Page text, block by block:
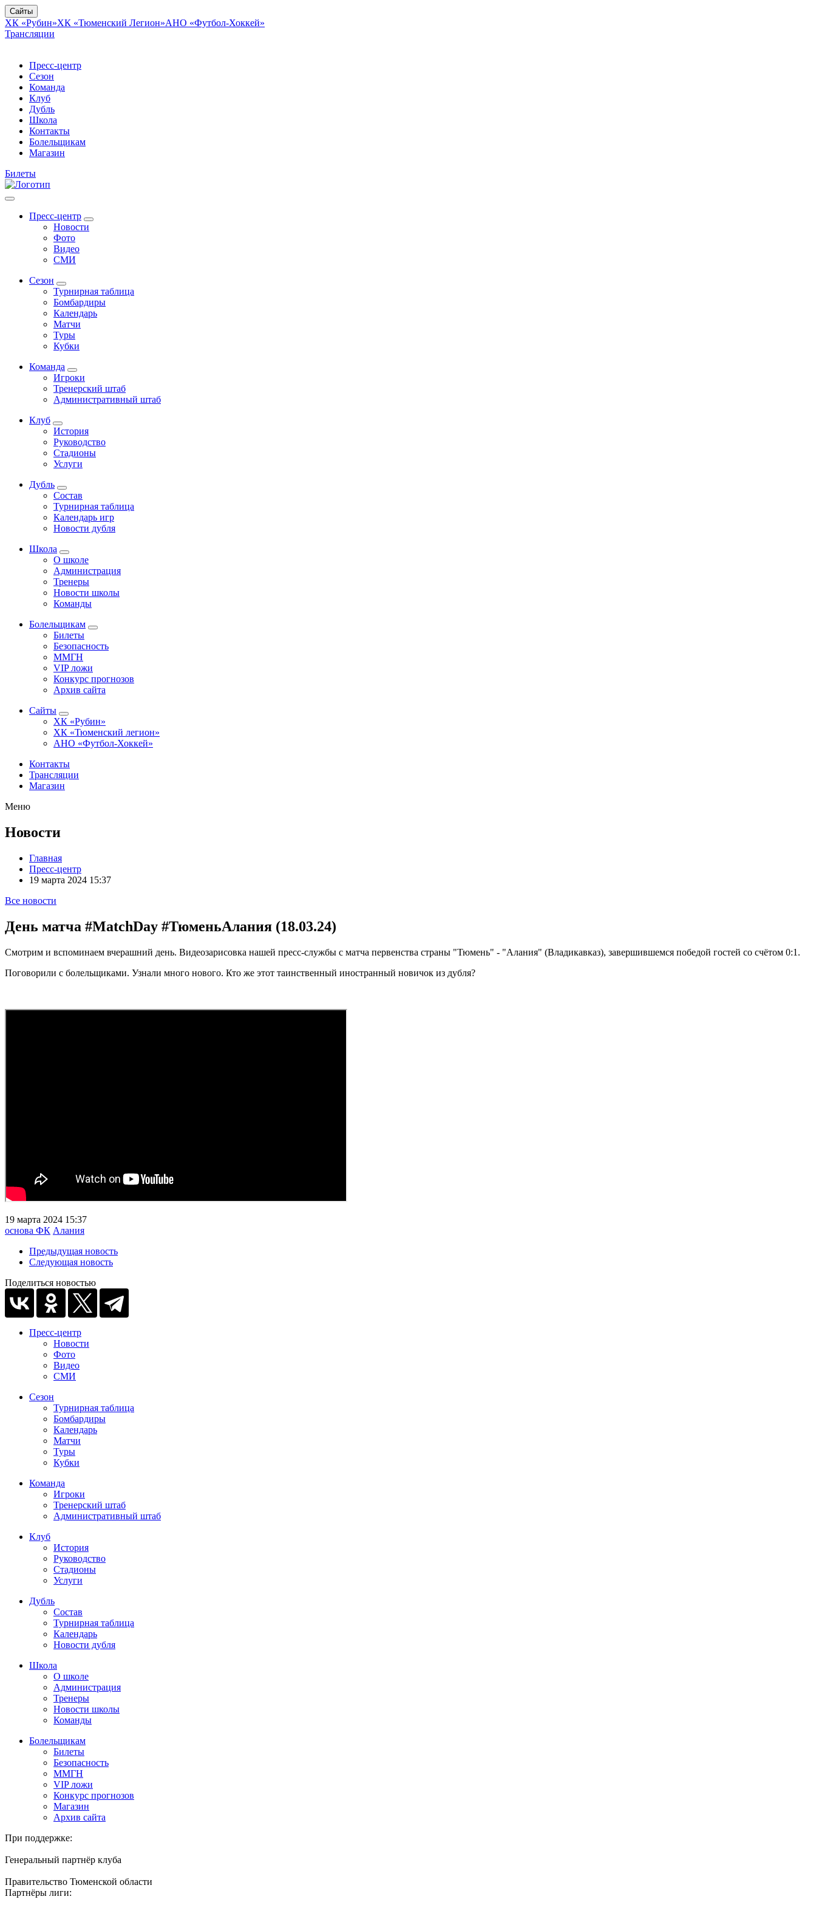
Сайты
ХК «Рубин»ХК «Тюменский Легион»АНО «Футбол-Хоккей»
Трансляции
Пресс-центр
Сезон
Команда
Клуб
Дубль
Школа
Контакты
Болельщикам
Магазин
Билеты
Пресс-центр
Новости
Фото
Видео
СМИ
Сезон
Турнирная таблица
Бомбардиры
Календарь
Матчи
Туры
Кубки
Команда
Игроки
Тренерский штаб
Административный штаб
Клуб
История
Руководство
Стадионы
Услуги
Дубль
Состав
Турнирная таблица
Календарь игр
Новости дубля
Школа
О школе
Администрация
Тренеры
Новости школы
Команды
Болельщикам
Билеты
Безопасность
ММГН
VIP ложи
Конкурс прогнозов
Архив сайта
Сайты
ХК «Рубин»
ХК «Тюменский легион»
АНО «Футбол-Хоккей»
Контакты
Трансляции
Магазин
Меню
Новости
Главная
Пресс-центр
19 марта 2024 15:37
Все новости
День матча #MatchDay #ТюменьАлания (18.03.24)
Смотрим и вспоминаем вчерашний день. Видеозарисовка нашей пресс-службы с матча первенства страны "Тюмень" - "Алания" (Владикавказ), завершившемся победой гостей со счётом 0:1.
Поговорили с болельщиками. Узнали много нового. Кто же этот таинственный иностранный новичок из дубля?
19 марта 2024 15:37
основа ФК Алания
Предыдущая новость
Следующая новость
Поделиться новостью
Пресс-центр
Новости
Фото
Видео
СМИ
Сезон
Турнирная таблица
Бомбардиры
Календарь
Матчи
Туры
Кубки
Команда
Игроки
Тренерский штаб
Административный штаб
Клуб
История
Руководство
Стадионы
Услуги
Дубль
Состав
Турнирная таблица
Календарь
Новости дубля
Школа
О школе
Администрация
Тренеры
Новости школы
Команды
Болельщикам
Билеты
Безопасность
ММГН
VIP ложи
Конкурс прогнозов
Магазин
Архив сайта
При поддержке:
Генеральный партнёр клуба
Правительство Тюменской области
Партнёры лиги: